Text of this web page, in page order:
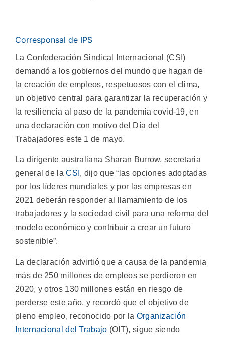
Corresponsal de IPS
La Confederación Sindical Internacional (CSI)
demandó a los gobiernos del mundo que hagan de
la creación de empleos, respetuosos con el clima,
un objetivo central para garantizar la recuperación y
la resiliencia al paso de la pandemia covid-19, en
una declaración con motivo del Día del
Trabajadores este 1 de mayo.
La dirigente australiana Sharan Burrow, secretaria
general de laCSI , dijo que “las opciones adoptadas
por los líderes mundiales y por las empresas en
2021 deberán responder al llamamiento de los
trabajadores y la sociedad civil para una reforma del
modelo económico y contribuir a crear un futuro
sostenible”.
La declaración advirtió que a causa de la pandemia
más de 250 millones de empleos se perdieron en
2020, y otros 130 millones están en riesgo de
perderse este año, y recordó que el objetivo de
pleno empleo, reconocido por la Organización
Internacional del Trabajo (OIT), sigue siendo